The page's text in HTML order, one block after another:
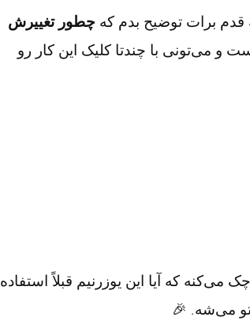
قدم برات توضیح بدم که چطور تغییرش
و می‌تونی با چندتا کلیک این کار رو
می‌کنه که آیا این یوزرنیم قبلاً استفاده
تو می‌شه. 🎉